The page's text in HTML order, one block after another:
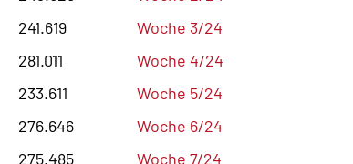
241.619
Woche 3/24
281.011
Woche 4/24
233.611
Woche 5/24
276.646
Woche 6/24
275.485
Woche 7/24